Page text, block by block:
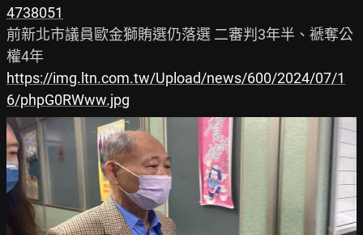
4738051
前新北市議員歐金獅賄選仍落選 二審判3年半、褫奪公
https://img.ltn.com.tw/Upload/news/600/2024/07/1
6/phpG0RWww.jpg